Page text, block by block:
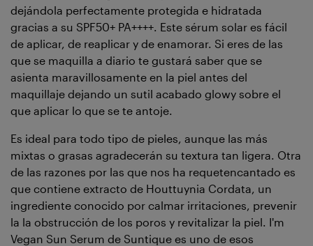
dejándola perfectamente protegida e hidratada
gracias a su SPF50+ PA++++. Este sérum solar es fácil
de aplicar, de reaplicar y de enamorar. Si eres de las
que se maquilla a diario te gustará saber que se
asienta maravillosamente en la piel antes del
maquillaje dejando un sutil acabado glowy sobre el
que aplicar lo que se te antoje.
Es ideal para todo tipo de pieles, aunque las más
mixtas o grasas agradecerán su textura tan ligera. Otra
de las razones por las que nos ha requetencantado es
que contiene extracto de Houttuynia Cordata, un
ingrediente conocido por calmar irritaciones, prevenir
la la obstrucción de los poros y revitalizar la piel. I'm
Vegan Sun Serum de Suntique es uno de esos